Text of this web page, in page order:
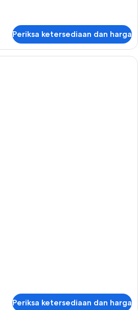
Periksa ketersediaan dan harga
Periksa ketersediaan dan harga